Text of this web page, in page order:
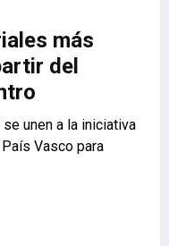
más
del
unen a la iniciativa
Vasco para